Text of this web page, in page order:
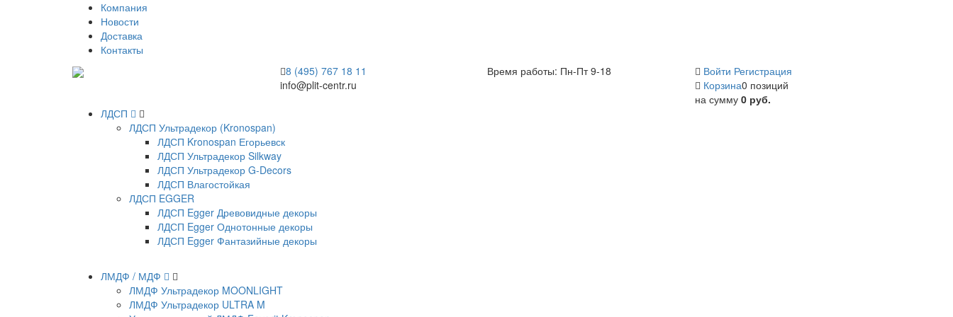
Компания
Новости
Доставка
Контакты
8 (495) 767 18 11
info@plit-centr.ru
Время работы: Пн-Пт 9-18 Войти Регистрация
Корзина0 позиций
на сумму 0 руб.
ЛДСП
ЛДСП Ультрадекор (Kronospan)
ЛДСП Kronospan Егорьевск
ЛДСП Ультрадекор Silkway
ЛДСП Ультрадекор G-Decors
ЛДСП Влагостойкая
ЛДСП EGGER
ЛДСП Egger Древовидные декоры
ЛДСП Egger Однотонные декоры
ЛДСП Egger Фантазийные декоры
ЛМДФ / МДФ
ЛМДФ Ультрадекор MOONLIGHT
ЛМДФ Ультрадекор ULTRA M